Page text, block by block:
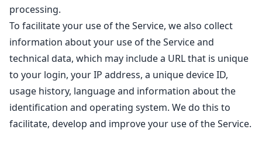
processing.
To facilitate your use of the Service, we also collect
information about your use of the Service and
technical data, which may include a URL that is unique
to your login, your IP address, a unique device ID,
usage history, language and information about the
identification and operating system. We do this to
facilitate, develop and improve your use of the Service.